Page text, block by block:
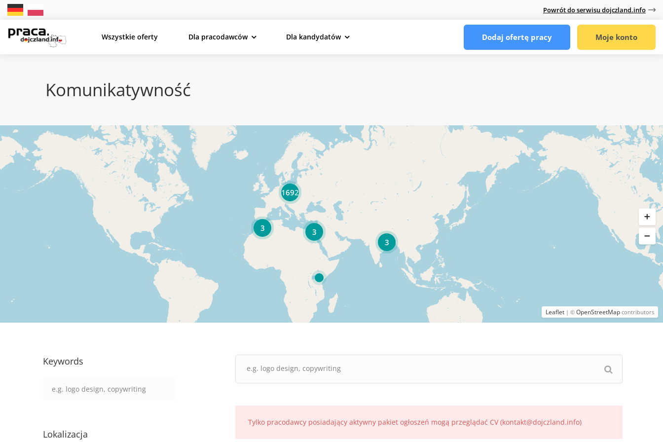
Powrót do serwisu dojczland.info
Wszystkie oferty Dla pracodawców Dla kandydatów Dodaj ofertę pracy Moje konto
Komunikatywność
3
3
3
1692
Leaflet | © OpenStreetMap contributors
Keywords
Lokalizacja
Tylko pracodawcy posiadający aktywny pakiet ogłoszeń mogą przeglądać CV (kontakt@dojczland.info)